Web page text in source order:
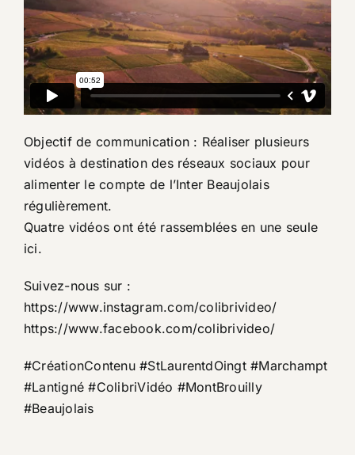
à propos
contact
Objectif de communication : Réaliser plusieurs
vidéos à destination des réseaux sociaux pour
alimenter le compte de l’Inter Beaujolais
régulièrement.
Quatre vidéos ont été rassemblées en une seule
ici.
Suivez-nous sur :
https://www.instagram.com/colibrivideo/
https://www.facebook.com/colibrivideo/
#CréationContenu #StLaurentdOingt #Marchampt
#Lantigné #ColibriVidéo #MontBrouilly
#Beaujolais